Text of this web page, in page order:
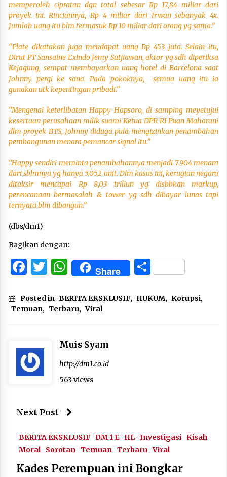
memperoleh cipratan dgn total sebesar Rp 17,84 miliar dari
proyek ini. Rinciannya, Rp 4 miliar dari Irwan sebanyak 4x.
Jumlah uang itu blm termasuk Rp 10 miliar dari orang yg sama.”
“Plate dikatakan juga mendapat uang Rp 453 juta. Selain itu,
Dirut PT Sansaine Exindo Jemy Sutjiawan, aktor yg sdh diperiksa
Kejagung, sempat membayarkan uang hotel di Barcelona saat
Johnny pergi ke sana. Pada pokoknya, semua uang itu ia
gunakan utk kepentingan pribadi.”
“Mengenai keterlibatan Happy Hapsoro, di samping meyetujui
kesertaan perusahaan milik suami Ketua DPR RI Puan Maharani
dlm proyek BTS, Johnny diduga pula mengizinkan penambahan
pembangunan menara pemancar signal itu.”
“Happy sendiri meminta penambahannya menjadi 7.904 menara
dari sblmnya yg hanya 5.052 unit. Dlm kasus ini, kerugian negara
ditaksir mencapai Rp 8,03 triliun yg disbbkan markup,
perencanaan bermasalah & tower yg sdh dibayar lunas tapi
ternyata blm dibangun.”
(dbs/dm1)
Bagikan dengan:
Facebook
Twitter
WhatsApp
Share Share
Posted in BERITA EKSKLUSIF, HUKUM, Korupsi,
Temuan, Terbaru, Viral
Muis Syam
http://dm1.co.id
563 views
Next Post
BERITA EKSKLUSIF DM 1 E HL Investigasi Kisah
Moral
Sorotan Temuan Terbaru Viral
Kades Perempuan ini Bongkar